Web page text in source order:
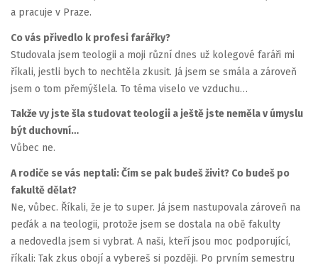
a pracuje v Praze.
Co vás přivedlo k profesi farářky?
Studovala jsem teologii a moji různí dnes už kolegové faráři mi
říkali, jestli bych to nechtěla zkusit. Já jsem se smála a zároveň
jsem o tom přemýšlela. To téma viselo ve vzduchu…
Takže vy jste šla studovat teologii a ještě jste neměla v úmyslu
být duchovní…
Vůbec ne.
A rodiče se vás neptali: Čím se pak budeš živit? Co budeš po
fakultě dělat?
Ne, vůbec. Říkali, že je to super. Já jsem nastupovala zároveň na
peďák a na teologii, protože jsem se dostala na obě fakulty
a nedovedla jsem si vybrat. A naši, kteří jsou moc podporující,
říkali: Tak zkus obojí a vybereš si později. Po prvním semestru